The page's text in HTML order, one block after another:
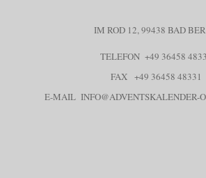
IM ROD 12, 99438 BAD
TELEFON +49 36458
FAX +49 36458 48331
E-MAIL INFO@ADVENTSKALENDER-